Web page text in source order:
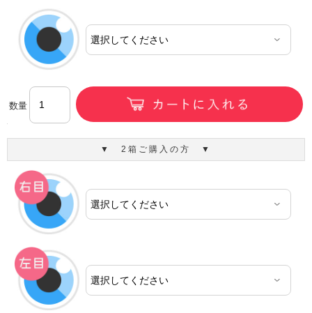
数量
▼ 2箱ご購入の方 ▼